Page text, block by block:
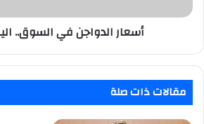
أسعار الدواجن في السوق..
مقالات ذات صلة